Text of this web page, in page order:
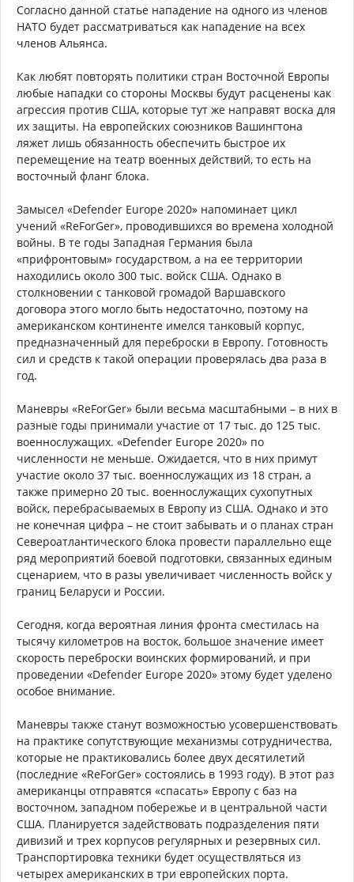
Согласно данной статье нападение на одного из членов
НАТО будет рассматриваться как нападение на всех
членов Альянса.
Как любят повторять политики стран Восточной Европы
любые нападки со стороны Москвы будут расценены как
агрессия против США, которые тут же направят воска для
их защиты. На европейских союзников Вашингтона
ляжет лишь обязанность обеспечить быстрое их
перемещение на театр военных действий, то есть на
восточный фланг блока.
Замысел «Defender Europe 2020» напоминает цикл
учений «ReForGer», проводившихся во времена холодной
войны. В те годы Западная Германия была
«прифронтовым» государством, а на ее территории
находились около 300 тыс. войск США. Однако в
столкновении с танковой громадой Варшавского
договора этого могло быть недостаточно, поэтому на
американском континенте имелся танковый корпус,
предназначенный для переброски в Европу. Готовность
сил и средств к такой операции проверялась два раза в
год.
Маневры «ReForGer» были весьма масштабными – в них в
разные годы принимали участие от 17 тыс. до 125 тыс.
военнослужащих. «Defender Europe 2020» по
численности не меньше. Ожидается, что в них примут
участие около 37 тыс. военнослужащих из 18 стран, а
также примерно 20 тыс. военнослужащих сухопутных
войск, перебрасываемых в Европу из США. Однако и это
не конечная цифра – не стоит забывать и о планах стран
Североатлантического блока провести параллельно еще
ряд мероприятий боевой подготовки, связанных единым
сценарием, что в разы увеличивает численность войск у
границ Беларуси и России.
Сегодня, когда вероятная линия фронта сместилась на
тысячу километров на восток, большое значение имеет
скорость переброски воинских формирований, и при
проведении «Defender Europe 2020» этому будет уделено
особое внимание.
Маневры также станут возможностью усовершенствовать
на практике сопутствующие механизмы сотрудничества,
которые не практиковались более двух десятилетий
(последние «ReForGer» состоялись в 1993 году). В этот раз
американцы отправятся «спасать» Европу с баз на
восточном, западном побережье и в центральной части
США. Планируется задействовать подразделения пяти
дивизий и трех корпусов регулярных и резервных сил.
Транспортировка техники будет осуществляться из
четырех американских в три европейских порта.